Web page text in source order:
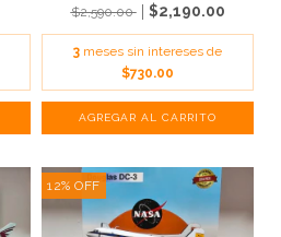
$2,590.00
$2,190.00
3 meses sin intereses de
$730.00
12% OFF